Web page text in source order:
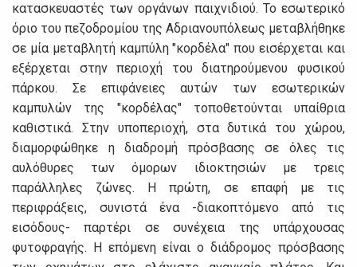
κατασκευαστές των οργάνων παιχνιδιού. Το εσωτερικό
όριο του πεζοδρομίου της Αδριανουπόλεως μεταβλήθηκε
σε μία μεταβλητή καμπύλη "κορδέλα" που εισέρχεται και
εξέρχεται στην περιοχή του διατηρούμενου φυσικού
πάρκου. Σε επιφάνειες αυτών των εσωτερικών
καμπυλών της "κορδέλας" τοποθετούνται υπαίθρια
καθιστικά. Στην υποπεριοχή, στα δυτικά του χώρου,
διαμορφώθηκε η διαδρομή πρόσβασης σε όλες τις
αυλόθυρες των όμορων ιδιοκτησιών με τρεις
παράλληλες ζώνες. Η πρώτη, σε επαφή με τις
περιφράξεις, συνιστά ένα -διακοπτόμενο από τις
εισόδους- παρτέρι σε συνέχεια της υπάρχουσας
φυτοφραγής. Η επόμενη είναι ο διάδρομος πρόσβασης